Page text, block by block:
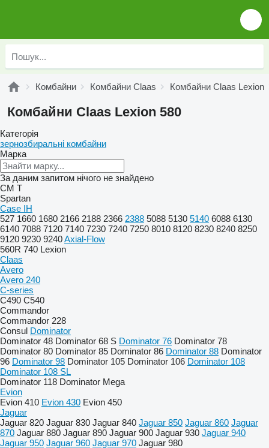
Комбайни Комбайни Claas Комбайни Claas Lexion
Комбайни Claas Lexion 580
Категорія
зернозбиральні комбайни
Марка
За даним запитом нічого не знайдено
CM T
Spartan
Case IH
527 1660 1680 2166 2188 2366 2388 5088 5130 5140 6088 6130
6140 7088 7120 7140 7230 7240 7250 8010 8120 8230 8240 8250
9120 9230 9240Axial-Flow
560R 740 Lexion
Claas
Avero
Avero 240
C-series
C490 C540
Commandor
Commandor 228
Consul Dominator
Dominator 48 Dominator 68 S Dominator 76 Dominator 78
Dominator 80 Dominator 85 Dominator 86 Dominator 88 Dominator
96 Dominator 98 Dominator 105 Dominator 106 Dominator 108
Dominator 108 SL
Dominator 118 Dominator Mega
Evion
Evion 410 Evion 430 Evion 450
Jaguar
Jaguar 820 Jaguar 830 Jaguar 840 Jaguar 850 Jaguar 860 Jaguar
870 Jaguar 880 Jaguar 890 Jaguar 900 Jaguar 930 Jaguar 940
Jaguar 950 Jaguar 960 Jaguar 970 Jaguar 980